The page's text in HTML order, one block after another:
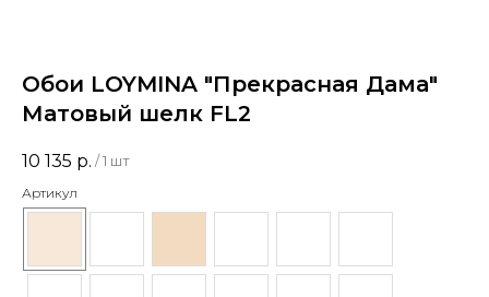
Обои LOYMINA "Прекрасная Дама"
Матовый шелк FL2
10 135 р. / 1 шт
Артикул